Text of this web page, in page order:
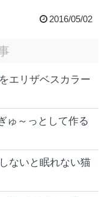
2016/05/02
エリザベスカラー
ゅ～っとして作る
ないと眠れない猫